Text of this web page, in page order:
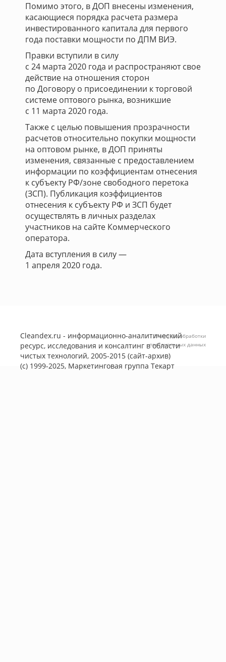
Помимо этого, в ДОП внесены изменения,
касающиеся порядка расчета размера
инвестированного капитала для первого
года поставки мощности по ДПМ ВИЭ.
Правки вступили в силу
с 24 марта 2020 года и распространяют свое
действие на отношения сторон
по Договору о присоединении к торговой
системе оптового рынка, возникшие
с 11 марта 2020 года.
Также с целью повышения прозрачности
расчетов относительно покупки мощности
на оптовом рынке, в ДОП приняты
изменения, связанные с предоставлением
информации по коэффициентам отнесения
к субъекту РФ/зоне свободного перетока
(ЗСП). Публикация коэффициентов
отнесения к субъекту РФ и ЗСП будет
осуществлять в личных разделах
участников на сайте Коммерческого
оператора.
Дата вступления в силу —
1 апреля 2020 года.
Cleandex.ru - информационно-аналитический
ресурс, исследования и консалтинг в области
чистых технологий, 2005-2015 (сайт-архив)
(с) 1999-2025, Маркетинговая группа Текарт
Политика обработки
персональных данных